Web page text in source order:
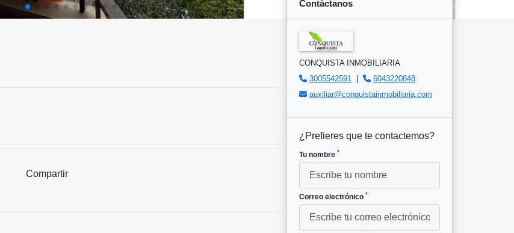
Compartir
Contáctanos
CONQUISTA INMOBILIARIA
3005542591
|
6043220848
auxiliar@conquistainmobiliaria.com
¿Prefieres que te contactemos?
Tu nombre *
Correo electrónico *